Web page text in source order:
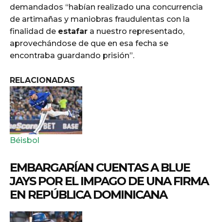
demandados “habían realizado una concurrencia
de artimañas y maniobras fraudulentas con la
finalidad de estafar a nuestro representado,
aprovechándose de que en esa fecha se
encontraba guardando prisión”.
RELACIONADAS
Béisbol
EMBARGARÍAN CUENTAS A BLUE
JAYS POR EL IMPAGO DE UNA FIRMA
EN REPÚBLICA DOMINICANA